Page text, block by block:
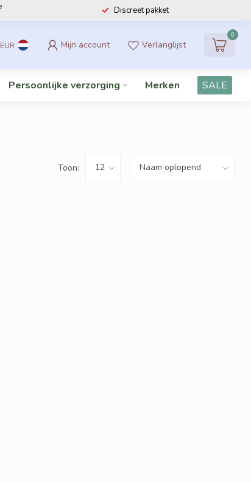
Discreet pakket
EUR Mijn account Verlanglijst
0
Persoonlijke verzorging Merken SALE
Toon: